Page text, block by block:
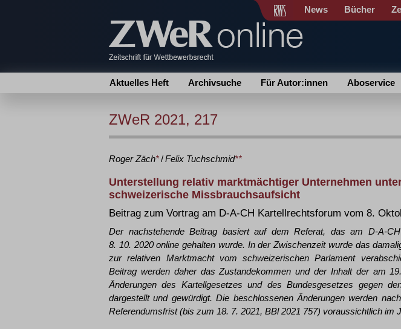
News Bücher
Aktuelles Heft Archivsuche Für Autor:innen Aboservice
ZWeR 2021, 217
Roger Zäch*/Felix Tuchschmid**
Unterstellung relativ marktmächtiger Unternehmen
schweizerische Missbrauchsaufsicht
Beitrag zum Vortrag am D-A-CH Kartellrechtsforum vom 8.
Der nachstehende Beitrag basiert auf dem Referat, das am D-A-
8. 10. 2020 online gehalten wurde. In der Zwischenzeit wurde das
zur relativen Marktmacht vom schweizerischen Parlament
Beitrag werden daher das Zustandekommen und der Inhalt der am
Änderungen des Kartellgesetzes und des Bundesgesetzes gegen
dargestellt und gewürdigt. Die beschlossenen Änderungen werden
Referendumsfrist (bis zum 18. 7. 2021, BBl 2021 757) voraussichtlich im